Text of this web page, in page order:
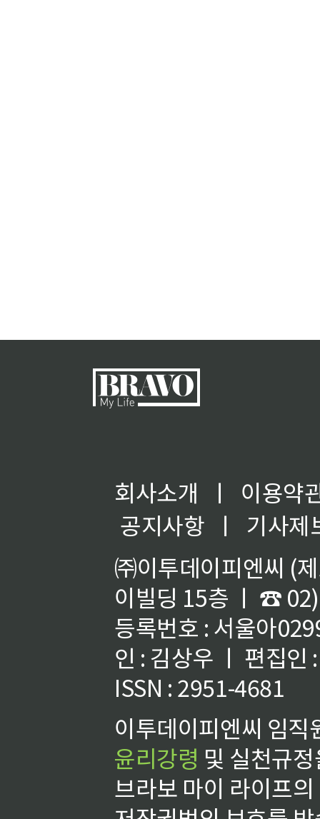
회사소개 ㅣ
이용약
공지사항
ㅣ
기사제
㈜이투데이피엔씨 (
이빌딩 15층 ㅣ ☎
등록번호 : 서울아
인 : 김상우 ㅣ 편집인
ISSN : 2951-4681
이투데이피엔씨 임
윤리강령 및 실천규
브라보 마이 라이프